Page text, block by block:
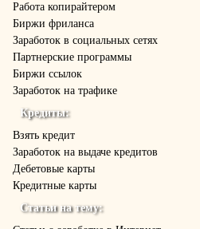
Работа копирайтером
Биржи фриланса
Заработок в социальных сетях
Партнерские программы
Биржи ссылок
Заработок на трафике
Кредиты:
Взять кредит
Заработок на выдаче кредитов
Дебетовые карты
Кредитные карты
Статьи на тему: